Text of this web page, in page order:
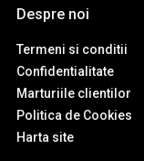
Despre noi
Termeni si conditii
Confidentialitate
Marturiile clientilor
Politica de Cookies
Harta site